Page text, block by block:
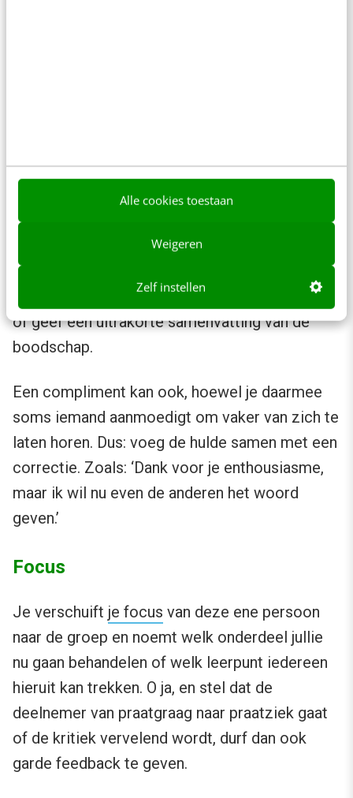
Alle cookies toestaan
Weigeren
Zelf instellen
Waardeer
Zodra de spraakzame deelnemer is gestopt
met praten of een ademteug neemt voor de
volgende zin, toon je erkenning voor diens
bijdrage. Zeg bijvoorbeeld ‘Dank voor het delen’
of geef een ultrakorte samenvatting van de
boodschap.
Een compliment kan ook, hoewel je daarmee
soms iemand aanmoedigt om vaker van zich te
laten horen. Dus: voeg de hulde samen met een
correctie. Zoals: ‘Dank voor je enthousiasme,
maar ik wil nu even de anderen het woord
geven.’
Focus
Je verschuift je focus van deze ene persoon
naar de groep en noemt welk onderdeel jullie
nu gaan behandelen of welk leerpunt iedereen
hieruit kan trekken. O ja, en stel dat de
deelnemer van praatgraag naar praatziek gaat
of de kritiek vervelend wordt, durf dan ook
garde feedback te geven.